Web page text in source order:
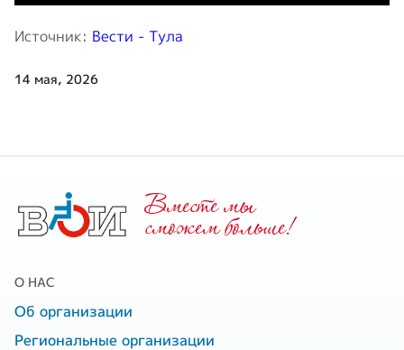
Источник: Вести - Тула
14 мая, 2026
Вместе мы
cможем больше!
О НАС
Об организации
Региональные организации